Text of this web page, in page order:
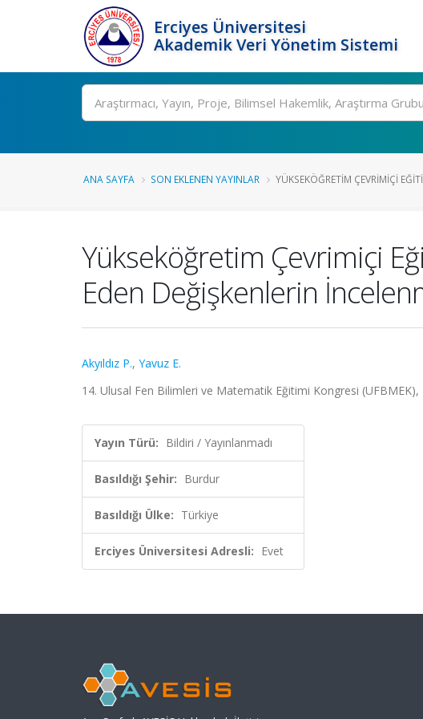
Erciyes Üniversitesi
Akademik Veri Yönetim Sistemi
Ara
ANA SAYFA SON EKLENEN YAYINLAR YÜKSEKÖĞRETIM ÇEVRIMIÇI
Yükseköğretim Çevrimiçi
Eden Değişkenlerin
Akyıldız P., Yavuz E.
14. Ulusal Fen Bilimleri ve Matematik Eğitimi Kongresi (UFBMEK),
Yayın Türü: Bildiri / Yayınlanmadı
Basıldığı Şehir: Burdur
Basıldığı Ülke: Türkiye
Erciyes Üniversitesi Adresli: Evet